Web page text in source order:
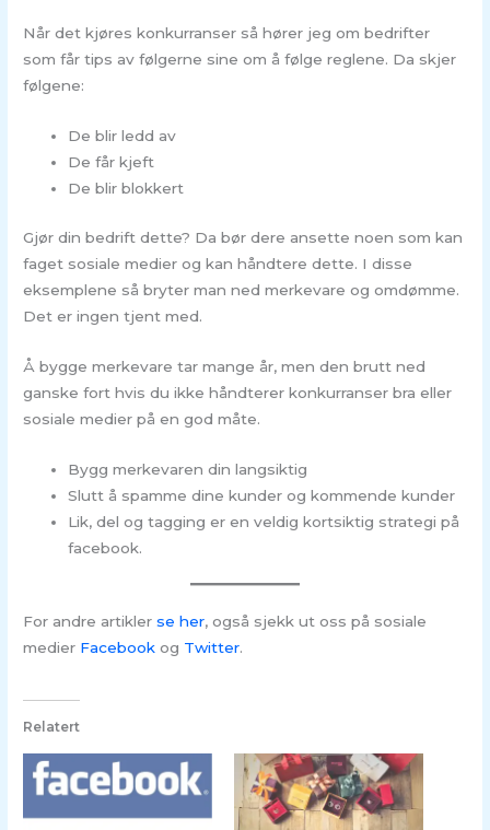
Når det kjøres konkurranser så hører jeg om bedrifter
som får tips av følgerne sine om å følge reglene. Da skjer
følgene:
De blir ledd av
De får kjeft
De blir blokkert
Gjør din bedrift dette? Da bør dere ansette noen som kan
faget sosiale medier og kan håndtere dette. I disse
eksemplene så bryter man ned merkevare og omdømme.
Det er ingen tjent med.
Å bygge merkevare tar mange år, men den brutt ned
ganske fort hvis du ikke håndterer konkurranser bra eller
sosiale medier på en god måte.
Bygg merkevaren din langsiktig
Slutt å spamme dine kunder og kommende kunder
Lik, del og tagging er en veldig kortsiktig strategi på
facebook.
For andre artiklerse her, også sjekk ut oss på sosiale
medier Facebookog Twitter.
Relatert